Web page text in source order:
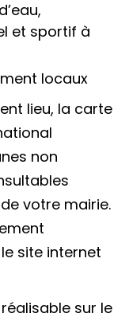
et sportif à
locaux
lieu, la carte
non
votre mairie.
site internet
sur le